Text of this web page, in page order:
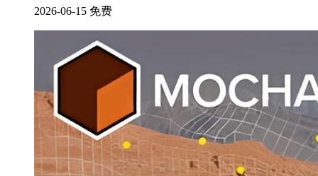
2026-06-15 免费